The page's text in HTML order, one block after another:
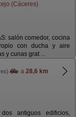
(Cáceres)
salón comedor, cocina
con ducha y aire
y cunas grat ...
a 28,6 km
antiguos edificios,